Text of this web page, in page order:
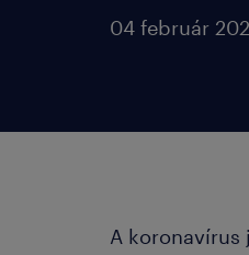
04 február
A koronavírus